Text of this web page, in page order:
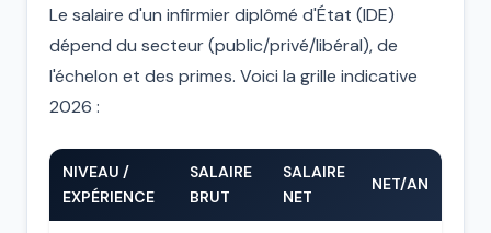
Le salaire d'un infirmier diplômé d'État (IDE)
dépend du secteur (public/privé/libéral), de
l'échelon et des primes. Voici la grille indicative
2026 :
NIVEAU /
EXPÉRIENCE
SALAIRE
BRUT
SALAIRE
NET
NET/AN